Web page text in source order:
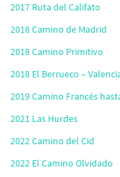
2017 Ruta del Califato
2018 Camino de Madrid
2018 Camino Primitivo
2018 El Berrueco –
2019 Camino Francés
2021 Las Hurdes
2022 Camino del Cid
2022 El Camino Olvidado